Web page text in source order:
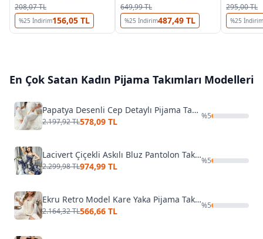
208,07 TL
%25 İndirim156,05 TL
649,99 TL
%25 İndirim487,49 TL
295,00 TL
%25 İndirim
En Çok Satan Kadın Pijama Takımları Modelleri
Papatya Desenli Cep Detaylı Pijama Takımı Bella Notte 7019
2.197,92 TL578,09 TL
%5
Lacivert Çiçekli Askılı Bluz Pantolon Takım Pink Night 1402
2.299,98 TL974,99 TL
%5
Ekru Retro Model Kare Yaka Pijama Takımı Bella Notte 7309
2.164,32 TL566,66 TL
%5